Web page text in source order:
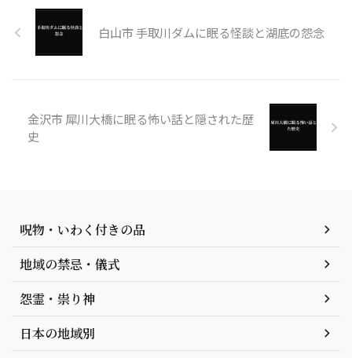
白山市 手取川ダムに眠る怪談と湖底の怨念
金沢市 犀川大橋に眠る怖い話と隠された歴
史
呪物・いわく付きの品
地域の禁忌・儀式
怨霊・祟り神
日本の地域別